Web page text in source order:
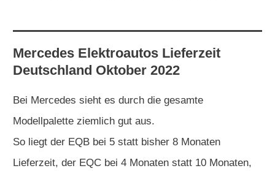
Mercedes Elektroautos Lieferzeit
Deutschland Oktober 2022
Bei Mercedes sieht es durch die gesamte
Modellpalette ziemlich gut aus.
So liegt der EQB bei 5 statt bisher 8 Monaten
Lieferzeit, der EQC bei 4 Monaten statt 10 Monaten,